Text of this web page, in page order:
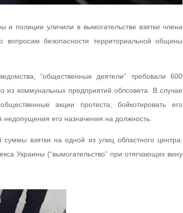
полиции уличили в вымогательстве взятки члена
безопасности территориальной общины
“общественные деятели” требовали 600
из коммунальных предприятий облсовета. В случае
акции протеста, бойкотировать его
недопущения его назначения на должность.
взятки на одной из улиц областного центра.
Украины (“вымогательство” при отягчающих вину